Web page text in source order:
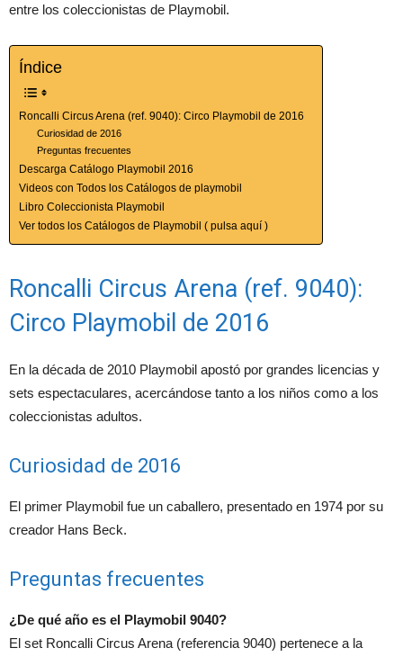
entre los coleccionistas de Playmobil.
Índice
Roncalli Circus Arena (ref. 9040): Circo Playmobil de 2016
Curiosidad de 2016
Preguntas frecuentes
Descarga Catálogo Playmobil 2016
Videos con Todos los Catálogos de playmobil
Libro Coleccionista Playmobil
Ver todos los Catálogos de Playmobil ( pulsa aquí )
Roncalli Circus Arena (ref. 9040):
Circo Playmobil de 2016
En la década de 2010 Playmobil apostó por grandes licencias y
sets espectaculares, acercándose tanto a los niños como a los
coleccionistas adultos.
Curiosidad de 2016
El primer Playmobil fue un caballero, presentado en 1974 por su
creador Hans Beck.
Preguntas frecuentes
¿De qué año es el Playmobil 9040?
El set Roncalli Circus Arena (referencia 9040) pertenece a la